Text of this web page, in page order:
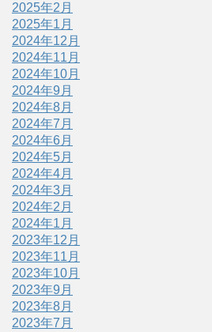
2025年2月
2025年1月
2024年12月
2024年11月
2024年10月
2024年9月
2024年8月
2024年7月
2024年6月
2024年5月
2024年4月
2024年3月
2024年2月
2024年1月
2023年12月
2023年11月
2023年10月
2023年9月
2023年8月
2023年7月